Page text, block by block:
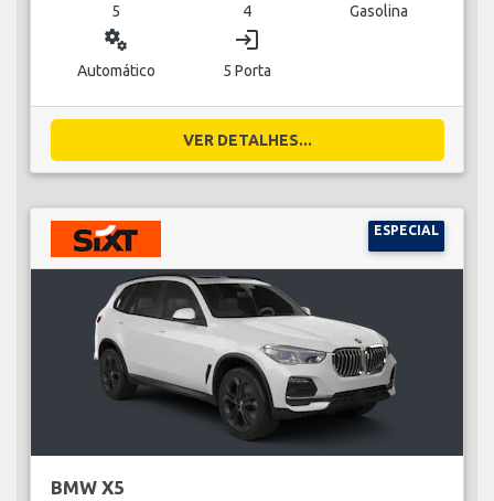
5 4 Gasolina
miscellaneous_services
Automático
login
5 Porta
VER DETALHES...
ESPECIAL
BMW X5